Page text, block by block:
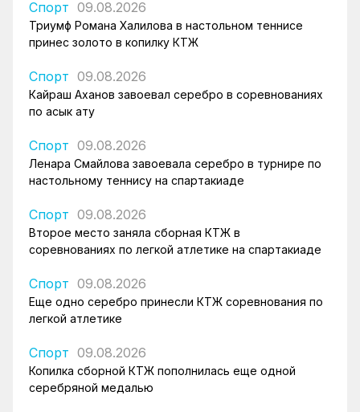
Спорт 09.08.2026
Триумф Романа Халилова в настольном теннисе
принес золото в копилку КТЖ
Спорт 09.08.2026
Кайраш Аханов завоевал серебро в соревнованиях
по асык ату
Спорт 09.08.2026
Ленара Смайлова завоевала серебро в турнире по
настольному теннису на спартакиаде
Спорт 09.08.2026
Второе место заняла сборная КТЖ в
соревнованиях по легкой атлетике на спартакиаде
Спорт 09.08.2026
Еще одно серебро принесли КТЖ соревнования по
легкой атлетике
Спорт 09.08.2026
Копилка сборной КТЖ пополнилась еще одной
серебряной медалью